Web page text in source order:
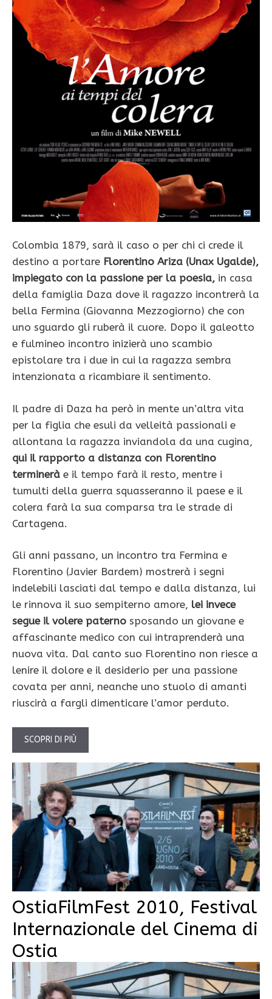
Colombia 1879, sarà il caso o per chi ci crede il
destino a portare Florentino Ariza (Unax Ugalde),
impiegato con la passione per la poesia, in casa
della famiglia Daza dove il ragazzo incontrerà la
bella Fermina (Giovanna Mezzogiorno) che con
uno sguardo gli ruberà il cuore. Dopo il galeotto
e fulmineo incontro inizierà uno scambio
epistolare tra i due in cui la ragazza sembra
intenzionata a ricambiare il sentimento.
Il padre di Daza ha però in mente un’altra vita
per la figlia che esuli da velleità passionali e
allontana la ragazza inviandola da una cugina,
qui il rapporto a distanza con Florentino
terminerà e il tempo farà il resto, mentre i
tumulti della guerra squasseranno il paese e il
colera farà la sua comparsa tra le strade di
Cartagena.
Gli anni passano, un incontro tra Fermina e
Florentino (Javier Bardem) mostrerà i segni
indelebili lasciati dal tempo e dalla distanza, lui
le rinnova il suo sempiterno amore, lei invece
segue il volere paterno sposando un giovane e
affascinante medico con cui intraprenderà una
nuova vita. Dal canto suo Florentino non riesce a
lenire il dolore e il desiderio per una passione
covata per anni, neanche uno stuolo di amanti
riuscirà a fargli dimenticare l’amor perduto.
SCOPRI DI PIÙ
OstiaFilmFest 2010, Festival
Internazionale del Cinema di
Ostia